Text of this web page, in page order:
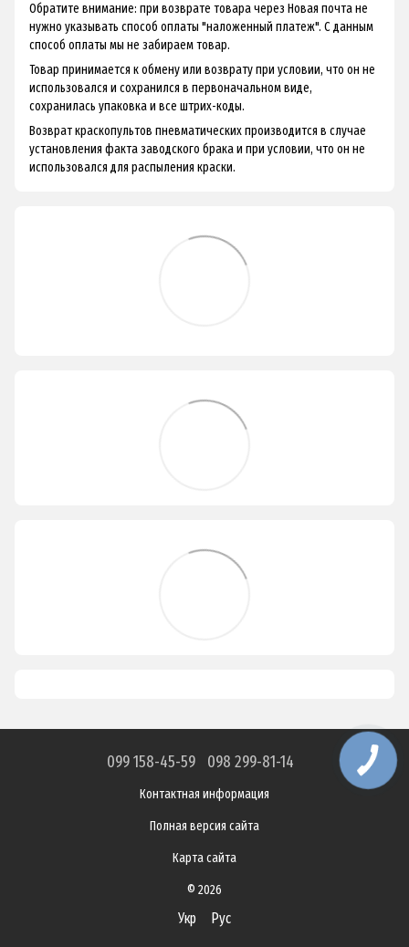
Обратите внимание: при возврате товара через Новая почта не
нужно указывать способ оплаты "наложенный платеж". С данным
способ оплаты мы не забираем товар.
Товар принимается к обмену или возврату при условии, что он не
использовался и сохранился в первоначальном виде,
сохранилась упаковка и все штрих-коды.
Возврат краскопультов пневматических производится в случае
установления факта заводского брака и при условии, что он не
использовался для распыления краски.
099 158-45-59 098 299-81-14
Контактная информация
Полная версия сайта
Карта сайта
© 2026
Укр Рус